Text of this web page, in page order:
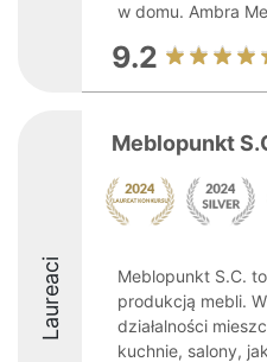
w domu. Ambra
9.2
Laureaci
Meblopunkt
Meblopunkt S.C.
produkcją mebli.
działalności
kuchnie, salony,